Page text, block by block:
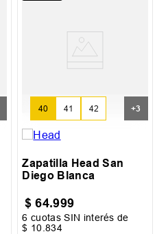
40 41 42 +3
Zapatilla Head San
Diego Blanca
$ 64.999
6 cuotas SIN interés de
$ 10 .834